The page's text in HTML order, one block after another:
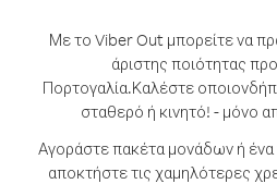
Με το Viber Out μπορείτε να
άριστης ποιότητας
Πορτογαλία.Καλέστε
σταθερό ή κινητό! - μόνο
Αγοράστε πακέτα μονάδων ή
αποκτήστε τις χαμηλότερες